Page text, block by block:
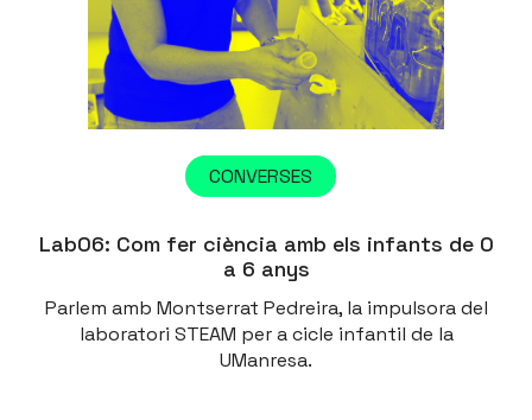
CONVERSES
Lab06: Com fer ciència amb els infants de 0
a 6 anys
Parlem amb Montserrat Pedreira, la impulsora del
laboratori STEAM per a cicle infantil de la
UManresa.